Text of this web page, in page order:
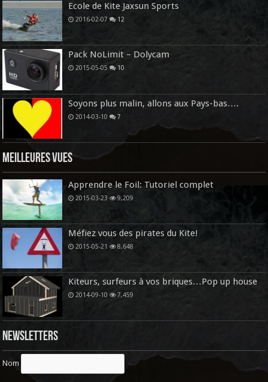
Ecole de Kite Jaxsun Sports
2016-02-07 12
Pack NoLimit – Dolycam
2015-05-05 10
Soyons plus malin, allons aux Pays-bas….
2014-03-10 7
Meilleures vues
Apprendre le Foil: Tutoriel complet
2015-03-23 9,209
Méfiez vous des pirates du Kite!
2015-05-21 8,648
Kiteurs, surfeurs à vos briques…Pop up house
2014-09-10 7,459
Newsletters
Nom